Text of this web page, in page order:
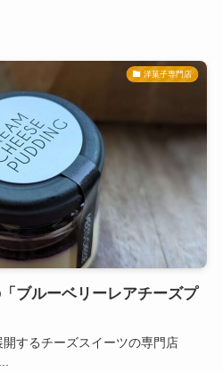
洋菓子専門店
「ブルーベリーレアチーズプ
するチーズスイーツの専門店